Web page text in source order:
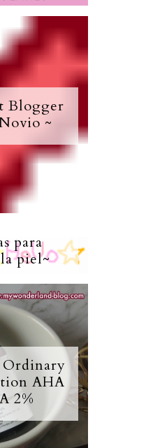
Blogger
~
para
piel~
Ordinary
AHA
2%